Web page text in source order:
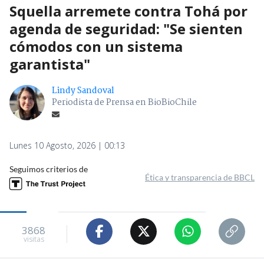
Squella arremete contra Tohá por
agenda de seguridad: "Se sienten
cómodos con un sistema
garantista"
Lindy Sandoval
Periodista de Prensa en BioBioChile
Lunes 10 Agosto, 2026 | 00:13
Seguimos criterios de
Ética y transparencia de BBCL
3868
visitas